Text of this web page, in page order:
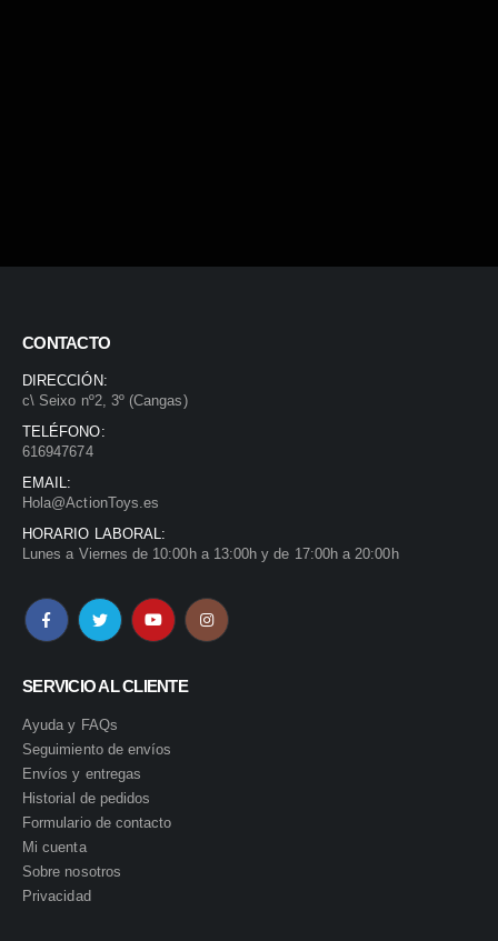
CONTACTO
DIRECCIÓN:
c\ Seixo nº2, 3º (Cangas)
TELÉFONO:
616947674
EMAIL:
Hola@ActionToys.es
HORARIO LABORAL:
Lunes a Viernes de 10:00h a 13:00h y de 17:00h a 20:00h
SERVICIO AL CLIENTE
Ayuda y FAQs
Seguimiento de envíos
Envíos y entregas
Historial de pedidos
Formulario de contacto
Mi cuenta
Sobre nosotros
Privacidad